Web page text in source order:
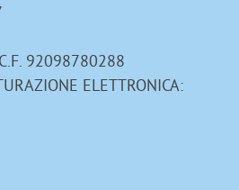
92098780288
ELETTRONICA: